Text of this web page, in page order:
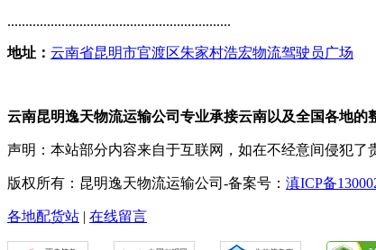
..............................................................
地址： 云南省昆明市官渡区朱家村浩宏物流驾驶员广场
云南昆明逸天物流运输公司专业承接云南以及全国各地的
声明：本站部分内容来自于互联网，如在不经意间侵犯了
版权所有：昆明逸天物流运输公司-备案号： 滇ICP备
各地配货站 | 在线留言